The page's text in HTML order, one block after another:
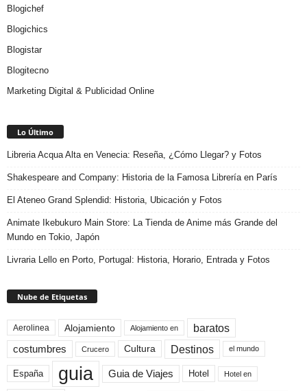
Blogichef
Blogichics
Blogistar
Blogitecno
Marketing Digital & Publicidad Online
Lo Último
Libreria Acqua Alta en Venecia: Reseña, ¿Cómo Llegar? y Fotos
Shakespeare and Company: Historia de la Famosa Librería en París
El Ateneo Grand Splendid: Historia, Ubicación y Fotos
Animate Ikebukuro Main Store: La Tienda de Anime más Grande del
Mundo en Tokio, Japón
Livraria Lello en Porto, Portugal: Historia, Horario, Entrada y Fotos
Nube de Etiquetas
Aerolinea Alojamiento Alojamiento en baratos
costumbres Crucero Cultura Destinos el mundo
España guia Guia de Viajes Hotel Hotel en